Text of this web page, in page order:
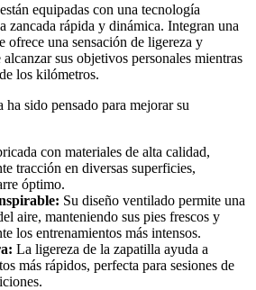
equipadas con una tecnología
zancada rápida y dinámica. Integran una
ofrece una sensación de ligereza y
sus objetivos personales mientras
los kilómetros.
sido pensado para mejorar su
con materiales de alta calidad,
tracción en diversas superficies,
óptimo.
Su diseño ventilado permite una
aire, manteniendo sus pies frescos y
los entrenamientos más intensos.
La ligereza de la zapatilla ayuda a
más rápidos, perfecta para sesiones de